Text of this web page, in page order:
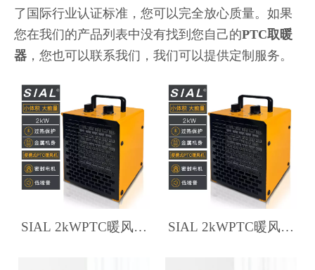
了国际行业认证标准，您可以完全放心质量。如果
您在我们的产品列表中没有找到您自己的PTC取暖
器 ，您也可以联系我们，我们可以提供定制服务。
SIAL 2kWPTC暖风机
SIAL 2kWPTC暖风机